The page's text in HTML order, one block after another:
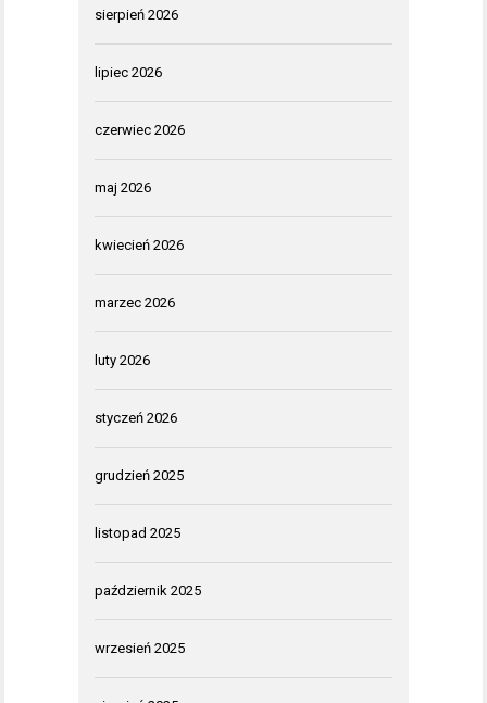
sierpień 2026
lipiec 2026
czerwiec 2026
maj 2026
kwiecień 2026
marzec 2026
luty 2026
styczeń 2026
grudzień 2025
listopad 2025
październik 2025
wrzesień 2025